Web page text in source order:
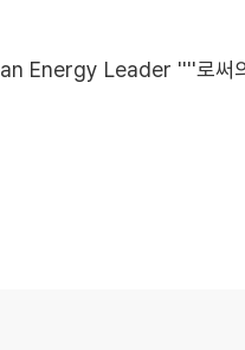
Energy Leader ''''로써